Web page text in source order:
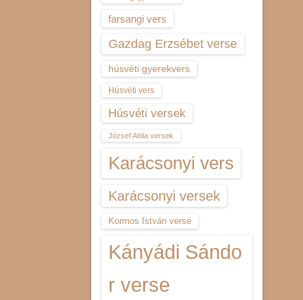
farsangi vers
Gazdag Erzsébet verse
húsvéti gyerekvers
Húsvéti vers
Húsvéti versek
József Attila versek
Karácsonyi vers
Karácsonyi versek
Kormos István verse
Kányádi Sándo
r verse